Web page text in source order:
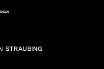
STRAUBING